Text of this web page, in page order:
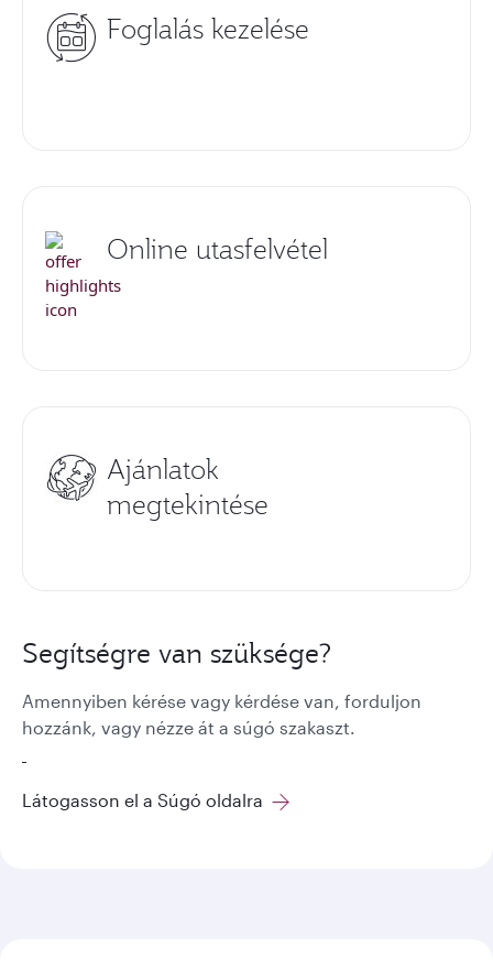
Foglalás kezelése
Online utasfelvétel
Ajánlatok
megtekintése
Segítségre van szüksége?
Amennyiben kérése vagy kérdése van, forduljon
hozzánk, vagy nézze át a súgó szakaszt.
Látogasson el a Súgó oldalra